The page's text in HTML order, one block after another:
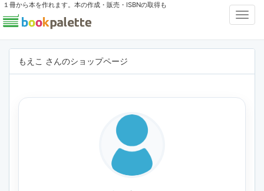
１冊から本を作れます。本の作成・販売・ISBNの取得も
もえこ さんのショップページ